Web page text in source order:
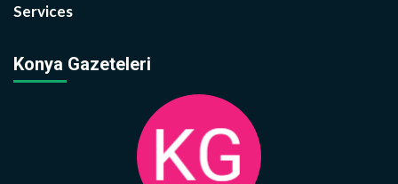
Services
Konya Gazeteleri